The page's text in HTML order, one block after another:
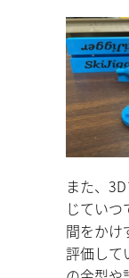
また、
じてい
間をかけ
評価して